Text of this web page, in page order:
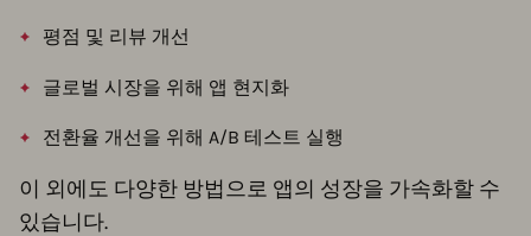
평점 및 리뷰 개선
글로벌 시장을 위해 앱 현지화
전환율 개선을 위해 A/B 테스트 실행
이 외에도 다양한 방법으로 앱의 성장을 가속화할 수
있습니다.